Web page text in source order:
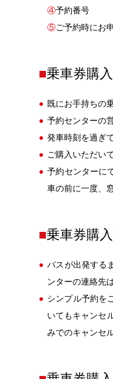
④予約番号
⑤ご予約時にお
■乗車券購
既にお手持ちの
予約センターの
発車時刻を過ぎ
ご購入いただい
予約センターに
車の前に一度、
■乗車券購
バスが出発する
ンターの連絡先
シンプル予約を
いてもキャンセ
みでのキャンセ